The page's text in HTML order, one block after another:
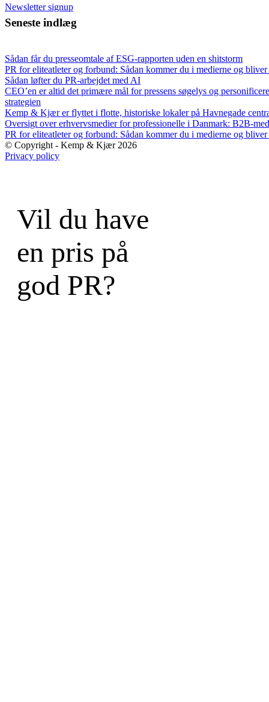
Newsletter signup
Seneste indlæg
Sådan får du presseomtale af ESG-rapporten uden en shitstorm
PR for eliteatleter og forbund: Sådan kommer du i medierne og bliver
Sådan løfter du PR-arbejdet med AI
CEO’en er altid det primære mål for pressens søgelys og
strategien
Kemp & Kjær er flyttet i flotte, historiske lokaler på Havnegade
Oversigt over erhvervsmedier for professionelle i Danmark: B2B-
PR for eliteatleter og forbund: Sådan kommer du i medierne og bliver
© Copyright - Kemp & Kjær 2026
Privacy policy
Vil du have
en pris på
god PR?